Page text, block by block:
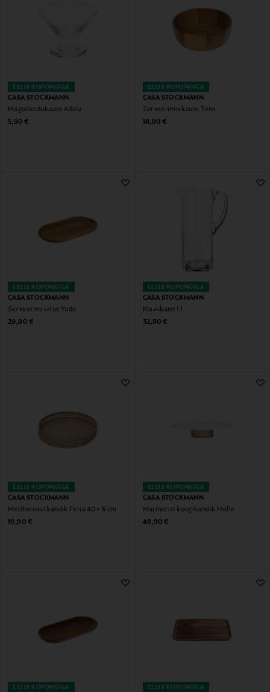
EELIS KUPONGIGA
CASA STOCKMANN
Magustoidukauss Adela
Original Price
5,90 €
EELIS KUPONGIGA
CASA STOCKMANN
Serveerimiskauss Tone
Original Price
18,90 €
EELIS KUPONGIGA
CASA STOCKMANN
Serveerimisalus Yodo
Original Price
29,90 €
EELIS KUPONGIGA
CASA STOCKMANN
Klaaskann 1 l
Original Price
32,90 €
EELIS KUPONGIGA
CASA STOCKMANN
Meriheinast kandik Feria 40 × 6 cm
Original Price
19,90 €
EELIS KUPONGIGA
CASA STOCKMANN
Marmorist koogikandik Melle
Original Price
49,90 €
EELIS KUPONGIGA EELIS KUPONGIGA